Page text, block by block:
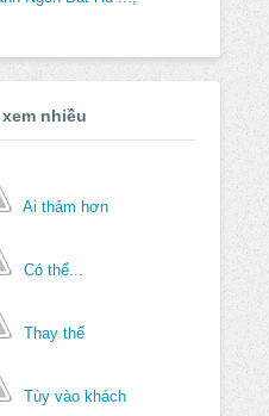
nhiều
Ai thảm hơn
Có thể...
Thay thế
Tùy vào khách